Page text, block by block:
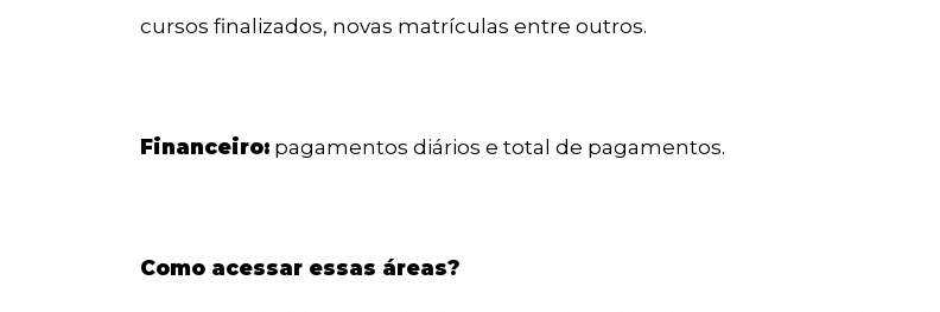
cursos finalizados, novas matrículas entre outros.
Financeiro: pagamentos diários e total de pagamentos.
Como acessar essas áreas?